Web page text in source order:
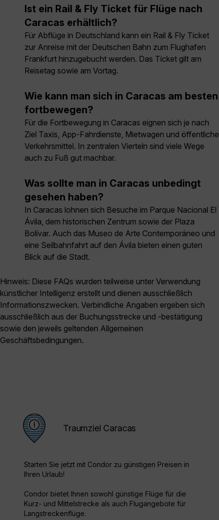
Ist ein Rail & Fly Ticket für Flüge nach
Caracas erhältlich?
Für Abflüge in Deutschland kann ein Rail & Fly Ticket
zur Anreise mit der Deutschen Bahn zum Flughafen
Frankfurt hinzugebucht werden. Das Ticket gilt am
Reisetag sowie am Vortag.
Wie kann man sich in Caracas am besten
fortbewegen?
Für die Fortbewegung in Caracas eignen sich je nach
Ziel Taxis, App-Fahrdienste, Mietwagen und öffentliche
Verkehrsmittel. In zentralen Vierteln sind viele Wege
auch zu Fuß gut machbar.
Was sollte man in Caracas unbedingt
gesehen haben?
In Caracas lohnen sich Besuche im Parque Nacional El
Ávila, dem historischen Zentrum sowie der Plaza
Bolívar. Auch das Museo de Arte Contemporáneo und
eine Seilbahnfahrt auf den Ávila bieten einen guten
Blick auf die Stadt.
Hinweis: Diese FAQs wurden teilweise unter Verwendung
künstlicher Intelligenz erstellt und dienen ausschließlich
Informationszwecken. Verbindliche Angaben ergeben sich
ausschließlich aus der Buchungsstrecke und -bestätigung
sowie den jeweils geltenden Allgemeinen
Geschäftsbedingungen.
Traumziel Caracas
Starten Sie jetzt mit Condor zu günstigen Preisen in
Ihren Urlaub!
Condor bietet Ihnen sowohl günstige Flüge für die
Kurz- und Mittelstrecke als auch Flugangebote für
Langstreckenflüge.